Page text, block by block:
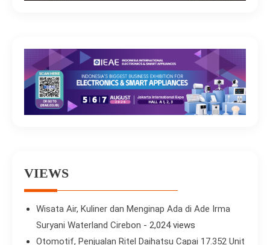
VIEWS
Wisata Air, Kuliner dan Menginap Ada di Ade Irma
Suryani Waterland Cirebon - 2,024 views
Otomotif, Penjualan Ritel Daihatsu Capai 17.352 Unit